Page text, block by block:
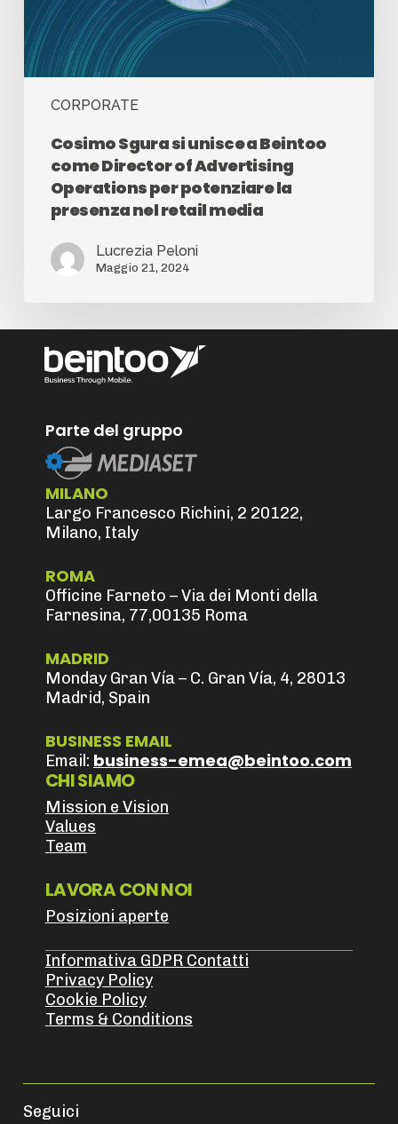
CORPORATE
Cosimo Sgura si unisce a Beintoo
come Director of Advertising
Operations per potenziare la
presenza nel retail media
Lucrezia Peloni
Maggio 21, 2024
Parte del gruppo
MILANO
Largo Francesco Richini, 2 20122,
Milano, Italy
ROMA
Officine Farneto – Via dei Monti della
Farnesina, 77,00135 Roma
MADRID
Monday Gran Vía – C. Gran Vía, 4, 28013
Madrid, Spain
BUSINESS EMAIL
Email: business-emea@beintoo.com
CHI SIAMO
Mission e Vision
Values
Team
LAVORA CON NOI
Posizioni aperte
Informativa GDPR Contatti
Privacy Policy
Cookie Policy
Terms & Conditions
Seguici